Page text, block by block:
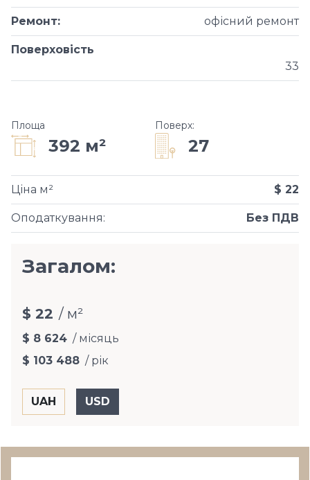
Ремонт: офісний ремонт
Поверховість
33
Площа
392 м²
Поверх:
27
Оподаткування: Без ПДВ
Ціна м² $ 22
Загалом:
$ 22 / м²
$ 8 624 / місяць
$ 103 488 / рік